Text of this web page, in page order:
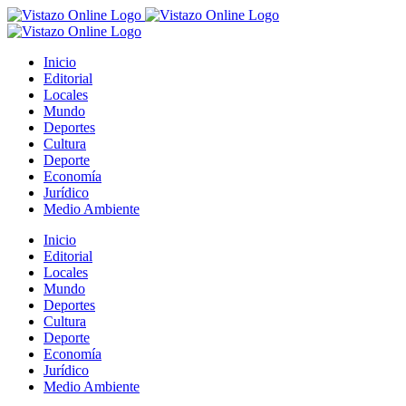
Saltar
al
Inicio
Editorial
Locales
Mundo
Deportes
Cultura
Deporte
Economía
Jurídico
Medio Ambiente
Inicio
Editorial
Locales
Mundo
Deportes
Cultura
Deporte
Economía
Jurídico
Medio Ambiente